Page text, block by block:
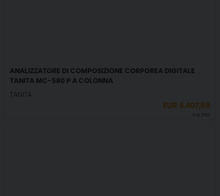
ANALIZZATORE DI COMPOSIZIONE CORPOREA DIGITALE
TANITA MC-580 P A COLONNA
TANITA
EUR 4.407,69
IVA incl.